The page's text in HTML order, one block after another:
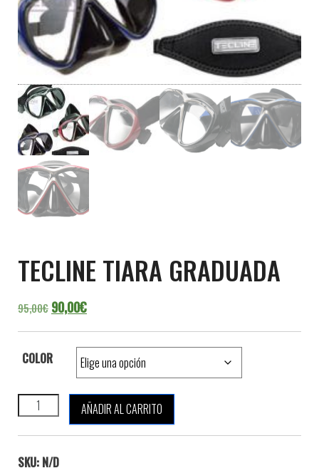
TECLINE TIARA GRADUADA
95,00€ El precio original era: 95,00€.
90,00€El precio actual es: 90,00€.
COLOR
TECLINE TIARA GRADUADA cantidad
AÑADIR AL CARRITO
SKU: N/D